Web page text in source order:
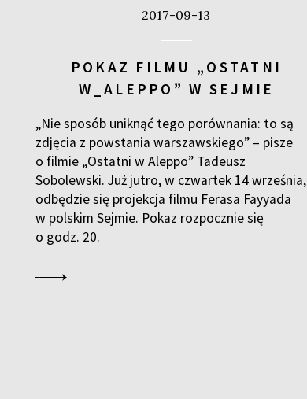
2017-09-13
POKAZ FILMU „OSTATNI
W_ALEPPO” W SEJMIE
„Nie sposób uniknąć tego porównania: to są
zdjęcia z powstania warszawskiego” – pisze
o filmie „Ostatni w Aleppo” Tadeusz
Sobolewski. Już jutro, w czwartek 14 września,
odbędzie się projekcja filmu Ferasa Fayyada
w polskim Sejmie. Pokaz rozpocznie się
o godz. 20.